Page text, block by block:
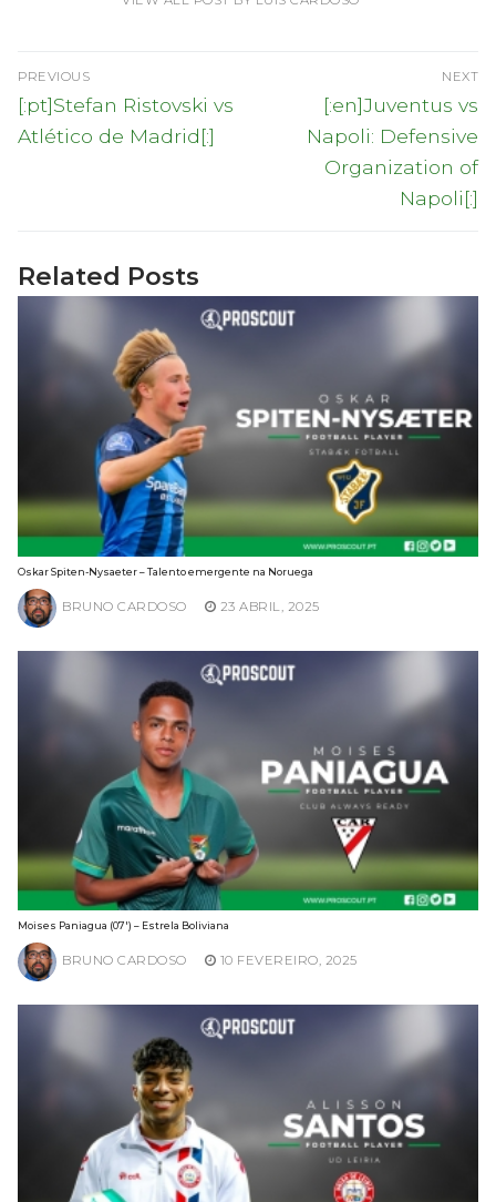
Navegação
de
artigos
PREVIOUS
Previous
post:
[:pt]Stefan Ristovski vs
Atlético de Madrid[:]
NEXT
Next
post:
[:en]Juventus vs
Napoli: Defensive
Organization of
Napoli[:]
Related Posts
Oskar Spiten-Nysaeter – Talento emergente na Noruega
BRUNO CARDOSO 23 ABRIL, 2025
Moises Paniagua (07′) – Estrela Boliviana
BRUNO CARDOSO 10 FEVEREIRO, 2025